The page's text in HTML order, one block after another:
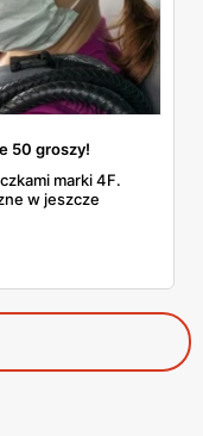
50 groszy!
marki 4F.
w jeszcze